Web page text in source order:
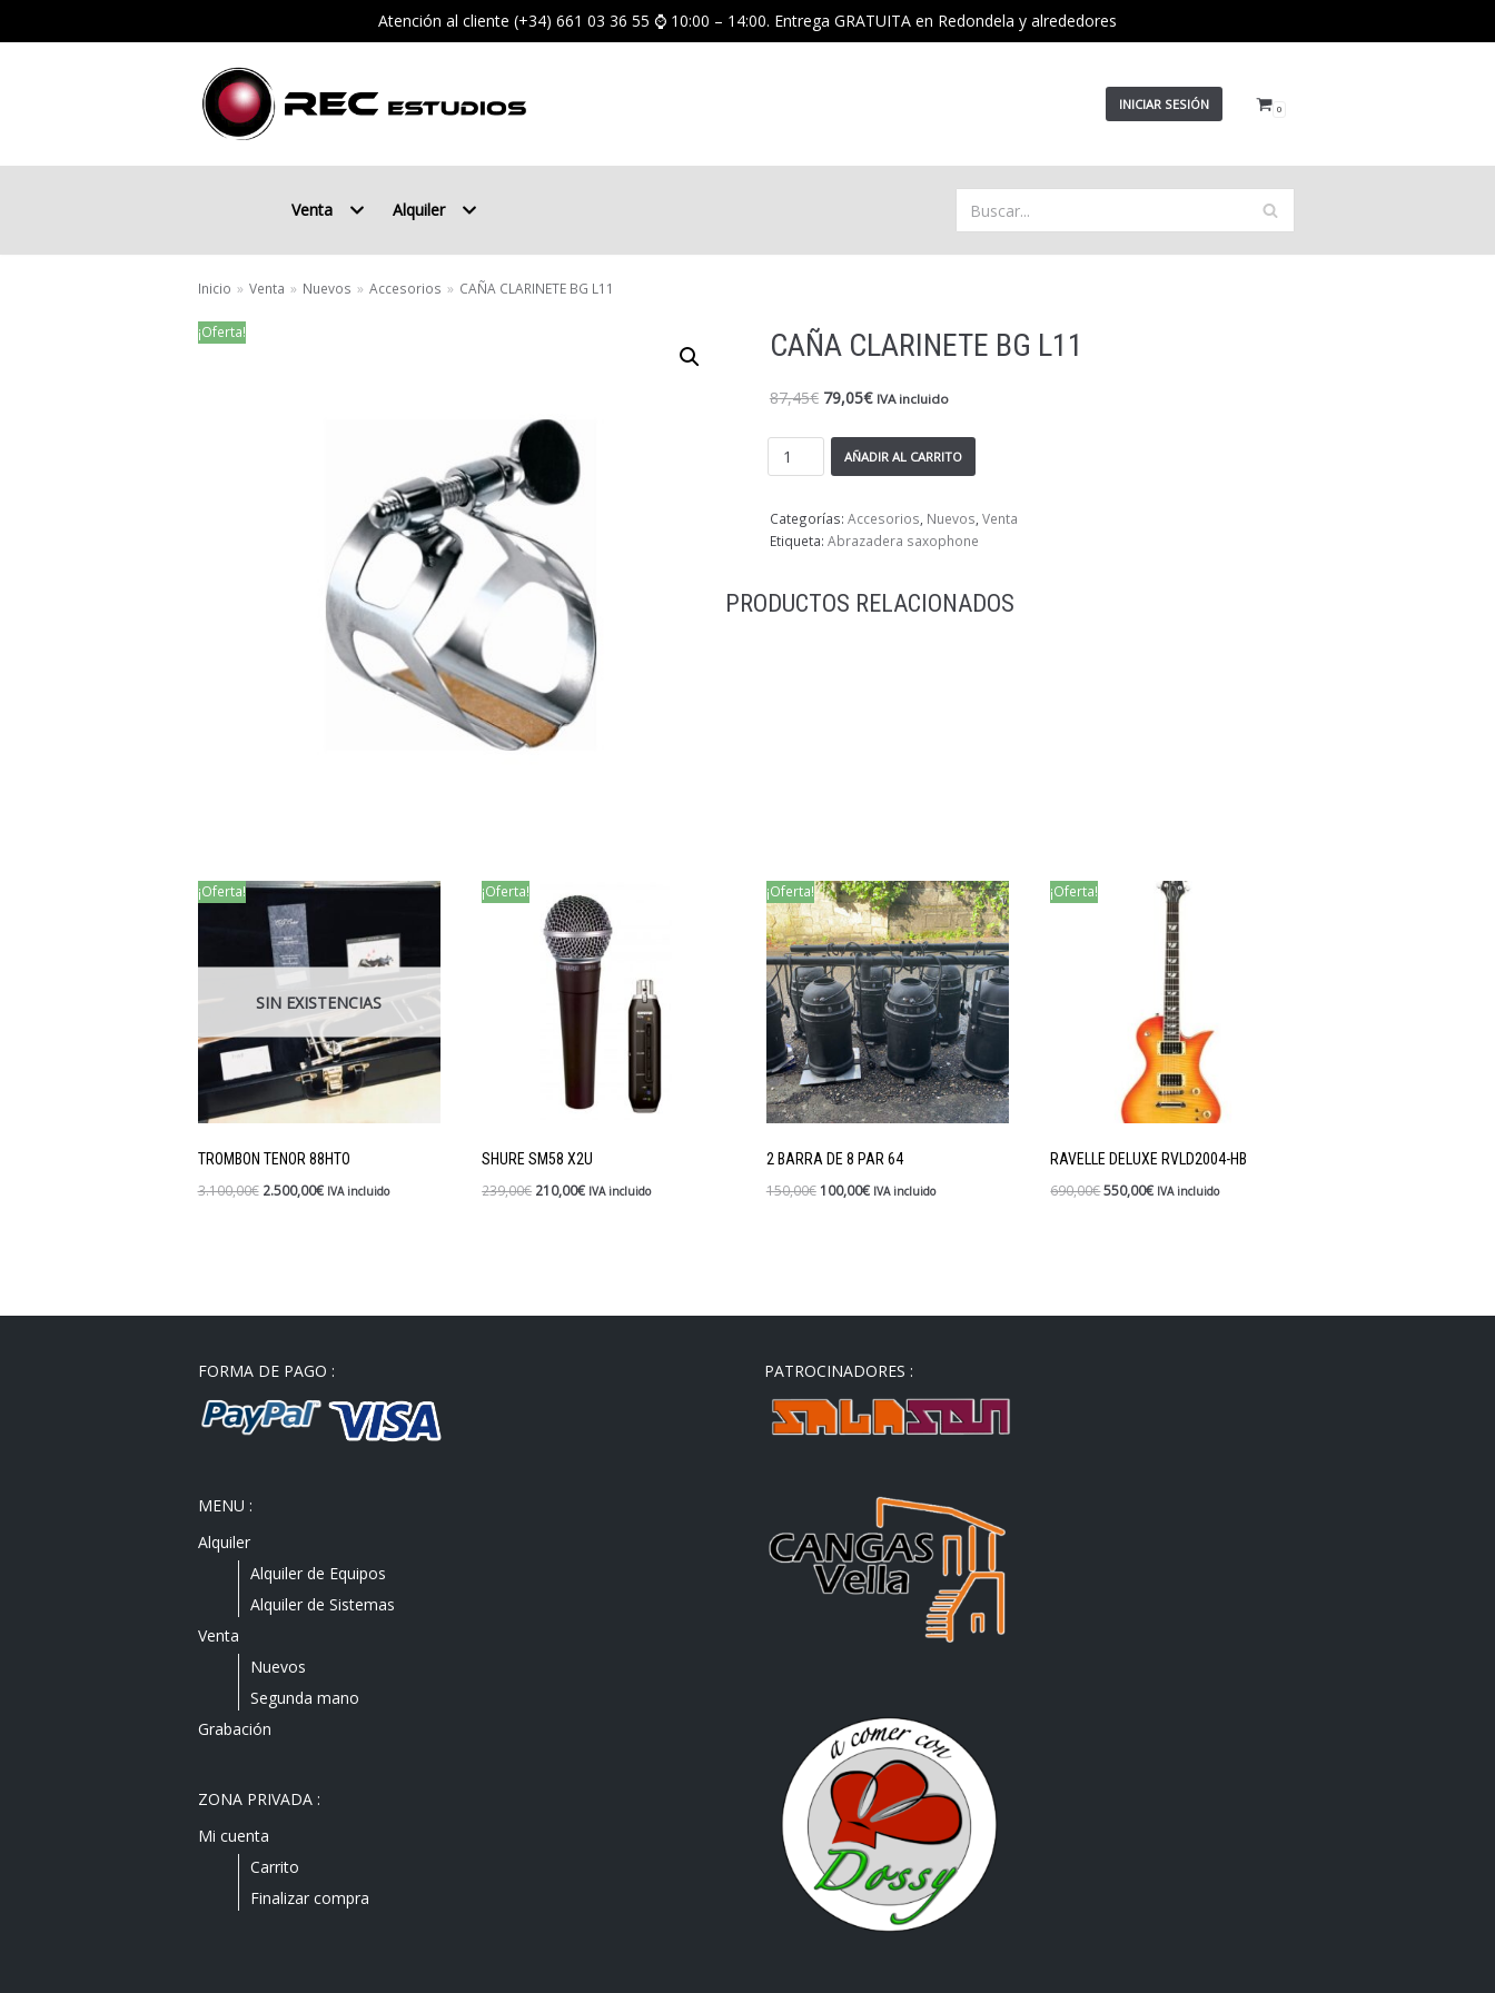
al
Atención al cliente (+34) 661 03 36 55 ⌚ 10:00 – 14:00. Entrega GRATUITA en Redondela y alrededores
INICIAR SESIÓN 0
Venta Alquiler
Inicio » Venta » Nuevos » Accesorios » CAÑA CLARINETE BG L11
¡Oferta! CAÑA CLARINETE BG L11
87,45€ 79,05€ IVA incluido
AÑADIR AL CARRITO
Categorías: Accesorios Nuevos Venta
Etiqueta: Abrazadera saxophone
PRODUCTOS RELACIONADOS
SIN EXISTENCIAS
¡Oferta!
TROM­BON TENOR 88HTO
3.100,00€ 2.500,00€ IVA incluido
¡Oferta!
SHURE SM58 X2U
239,00€ 210,00€ IVA incluido
¡Oferta!
2 BARRA DE 8 PAR 64
150,00€ 100,00€ IVA incluido
¡Oferta!
RAVELLE DELUXE RVLD2004-HB
690,00€550,00€ IVA incluido
FORMA DE PAGO :
MENU :
Alquiler
Alquiler de Equipos
Alquiler de Sistemas
Venta
Nuevos
Segunda mano
Grabación
ZONA PRIVADA :
Mi cuenta
Carrito
Finalizar compra
PATROCINADORES :